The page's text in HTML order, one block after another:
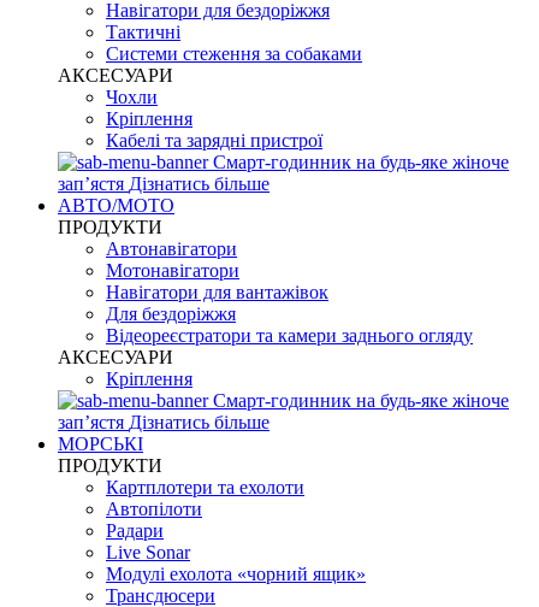
Навігатори для бездоріжжя
Тактичні
Системи стеження за собаками
АКСЕСУАРИ
Чохли
Кріплення
Кабелі та зарядні пристрої
Смарт-годинник на будь-яке жіноче
запʼястя Дізнатись більше
АВТО/МОТО
ПРОДУКТИ
Автонавігатори
Мотонавігатори
Навігатори для вантажівок
Для бездоріжжя
Відеореєстратори та камери заднього огляду
АКСЕСУАРИ
Кріплення
Смарт-годинник на будь-яке жіноче
запʼястя Дізнатись більше
МОРСЬКІ
ПРОДУКТИ
Картплотери та ехолоти
Автопілоти
Радари
Live Sonar
Модулі ехолота «чорний ящик»
Трансдюсери